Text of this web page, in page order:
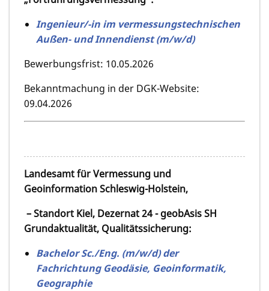
Ingenieur/-in im vermessungstechnischen
Außen- und Innendienst (m/w/d)
Bewerbungsfrist: 10.05.2026
Bekanntmachung in der DGK-Website:
09.04.2026
Landesamt für Vermessung und
Geoinformation Schleswig-Holstein,
– Standort Kiel, Dezernat 24 - geobAsis SH
Grundaktualität, Qualitätssicherung:
Bachelor Sc./Eng. (m/w/d) der
Fachrichtung Geodäsie, Geoinformatik,
Geographie